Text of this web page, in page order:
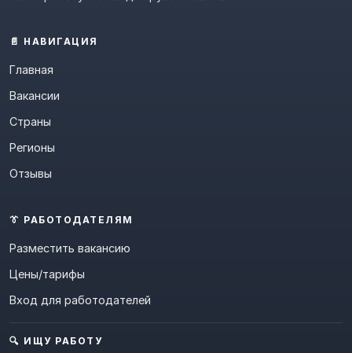
📄 НАВИГАЦИЯ
Главная
Вакансии
Страны
Регионы
Отзывы
👔 РАБОТОДАТЕЛЯМ
Разместить вакансию
Цены/тарифы
Вход для работодателей
🔍 ИЩУ РАБОТУ